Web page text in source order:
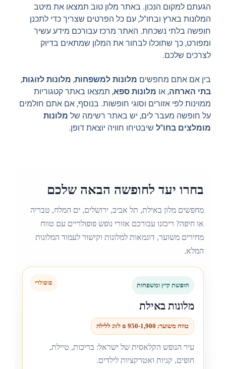
הגעתם למקום הנכון. באתר מלון טוב תמצאו את מיטב
המלונות בארץ ובחו"ל, עם כל הפרטים שצריך כדי לתכנן
חופשה בלתי נשכחת. האתר מרכז עבורכם מידע עשיר
ומפורט, כך שתוכלו לבחור את המלון שמתאים בדיוק
לצרכים שלכם.
בין אם אתם מחפשים מלונות למשפחות, מלונות לזוגות,
בתי הארחה, או מלונות ספא, תמצאו באתר קטגוריות
ממוינות לפי אזורים וסוגי חופשות. בנוסף, אם אתם חולמים
על חופשה מעבר לים, יש באתר רשימה של מלונות
מומלצים בחו"ל שיבטיחו חוויה יוצאת דופן.
בחרו יעד לחופשה הבאה שלכם
מחפשים מלון באילת, תל אביב, ירושלים, ים המלח, טבריה
או חיפה? ריכזנו עבורכם אזורי נופש פופולריים עם טווח
מחירים משוער, דוגמאות למלונות וקישור לעמוד המלונות
המלא.
חופשת קיץ ומשפחות
מלונות באילת
טווח משוער: 950-1,900 ₪ לזוג ללילה
עיר הנופש הקלאסית של ישראל: בריכות, טיילת,
חופים, קניות ואטרקציות לילדים.